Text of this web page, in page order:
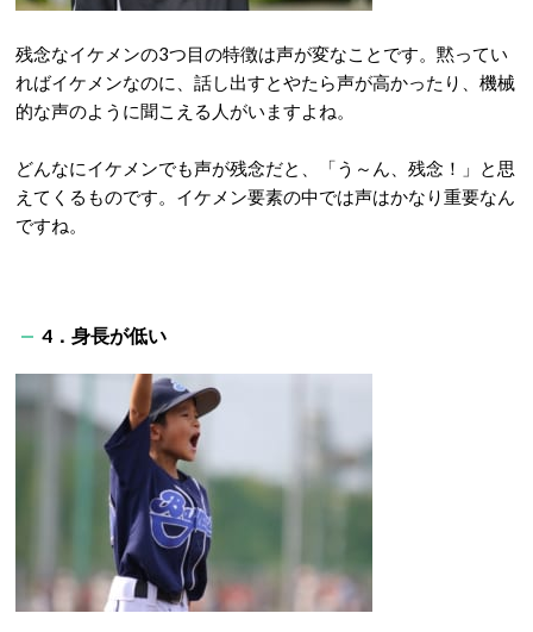
残念なイケメンの3つ目の特徴は声が変なことです。黙ってい
ればイケメンなのに、話し出すとやたら声が高かったり、機械
的な声のように聞こえる人がいますよね。
どんなにイケメンでも声が残念だと、「う～ん、残念！」と思
えてくるものです。イケメン要素の中では声はかなり重要なん
ですね。
4．身長が低い